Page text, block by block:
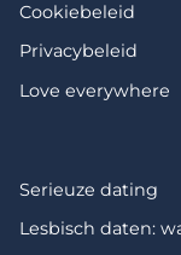
Cookiebeleid
Privacybeleid
Love everywhere
Serieuze dating
Lesbisch daten: